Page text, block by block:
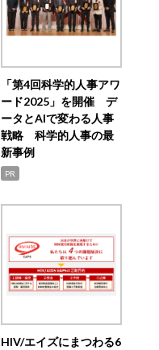
「第4回科学的人事アワ
ード2025」を開催 デ
ータとAIで変わる人事
戦略 科学的人事の最
新事例
PR
HIV/エイズにまつわる6